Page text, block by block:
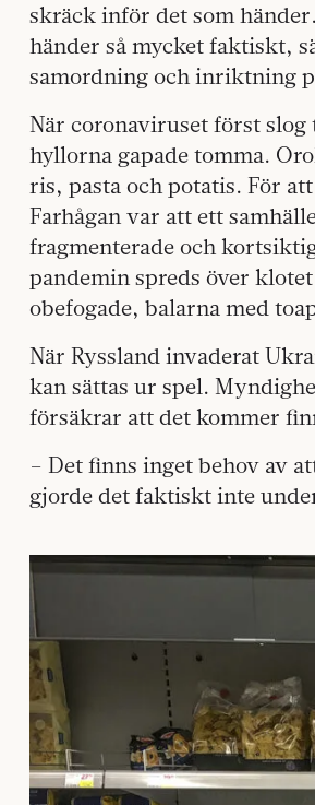
skräck inför det som
händer så mycket faktiskt,
samordning och inriktning
När coronaviruset först
hyllorna gapade tomma.
ris, pasta och potatis. För
Farhågan var att ett
fragmenterade och
pandemin spreds över
obefogade, balarna med
När Ryssland invaderat
kan sättas ur spel.
försäkrar att det kommer
– Det finns inget behov av
gjorde det faktiskt inte